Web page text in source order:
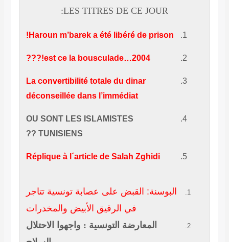
LES TITRES DE CE JOUR:
Haroun m’barek a été libéré de prison!
2004…est ce la bousculade!???
La convertibilité totale du dinar
déconseillée dans l’immédiat
OU SONT LES ISLAMISTES
TUNISIENS ??
Réplique à l´article de Salah Zghidi
البوسنة: القبض على عصابة تونسية تتاجر
في الرقيق الأبيض والمخدرات
المعارضة التونسية : واجهوا الاحتلال